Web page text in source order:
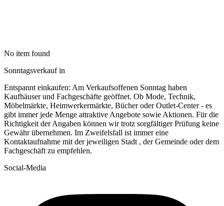
No item found
Sonntagsverkauf in
Entspannt einkaufen: Am Verkaufsoffenen Sonntag haben
Kaufhäuser und Fachgeschäfte geöffnet. Ob Mode, Technik,
Möbelmärkte, Heimwerkermärkte, Bücher oder Outlet-Center - es
gibt immer jede Menge attraktive Angebote sowie Aktionen. Für die
Richtigkeit der Angaben können wir trotz sorgfältiger Prüfung keine
Gewähr übernehmen. Im Zweifelsfall ist immer eine
Kontaktaufnahme mit der jeweiligen Stadt , der Gemeinde oder dem
Fachgeschäft zu empfehlen.
Social-Media